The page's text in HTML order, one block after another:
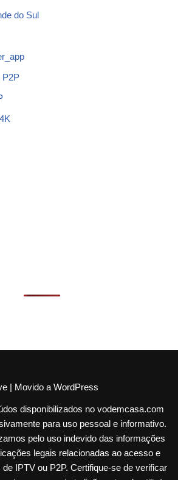
do Sul
P2P
| Movido a WordPress
disponibilizados no vodemcasa.com
para uso pessoal e informativo.
pelo uso indevido das informações
legais relacionadas ao acesso e
IPTV ou P2P. Certifique-se de verificar